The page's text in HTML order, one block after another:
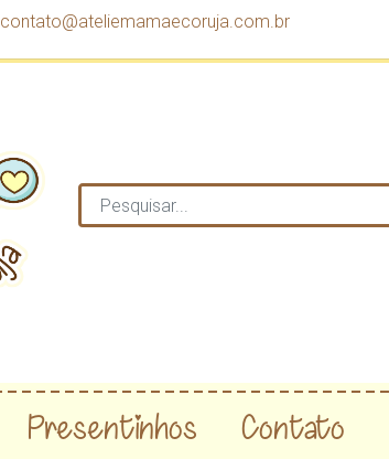
contato@ateliemamaecoruja.com.br
Presentinhos Contato